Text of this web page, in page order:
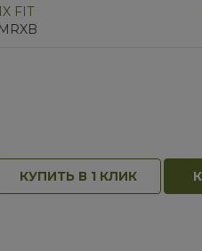
FIT
КУПИТЬ В 1 КЛИК